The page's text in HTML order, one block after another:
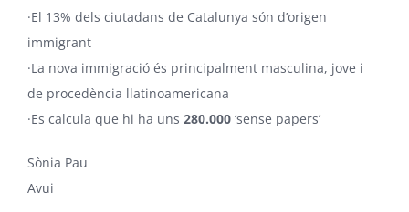
·El 13% dels ciutadans de Catalunya són d’origen
immigrant
·La nova immigració és principalment masculina, jove i
de procedència llatinoamericana
·Es calcula que hi ha uns 280.000 ‘sense papers’
Sònia Pau
Avui